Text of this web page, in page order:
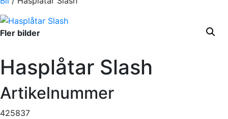
Fler bilder
Hasplåtar Slash
Artikelnummer
425837